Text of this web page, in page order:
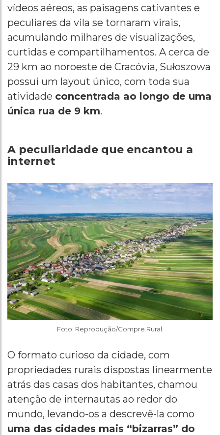
vídeos aéreos, as paisagens cativantes e
peculiares da vila se tornaram virais,
acumulando milhares de visualizações,
curtidas e compartilhamentos. A cerca de
29 km ao noroeste de Cracóvia, Sułoszowa
possui um layout único, com toda sua
atividade concentrada ao longo de uma
única rua de 9 km.
A peculiaridade que encantou a
internet
Foto: Reprodução/Compre Rural.
O formato curioso da cidade, com
propriedades rurais dispostas linearmente
atrás das casas dos habitantes, chamou
atenção de internautas ao redor do
mundo, levando-os a descrevê-la como
uma das cidades mais “bizarras” do